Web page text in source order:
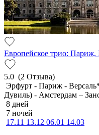
Европейское трио:
5.0 (2 Отзыва)
Эрфурт - Париж -
Дувиль) - Амстердам –
8 дней
7 ночей
17.11 13.12 06.01 14.03